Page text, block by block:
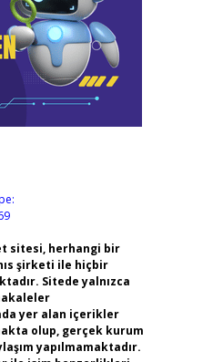
sitesi, herhangi bir
şirketi ile hiçbir
Sitede yalnızca
yer alan içerikler
olup, gerçek kurum
yapılmamaktadır.